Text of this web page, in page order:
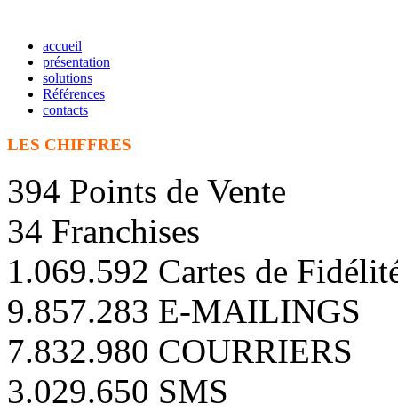
accueil
présentation
solutions
Références
contacts
LES CHIFFRES
394 Points de Vente
34 Franchises
1.069.592 Cartes de
9.857.283 E-MAILINGS
7.832.980 COURRIERS
3.029.650 SMS